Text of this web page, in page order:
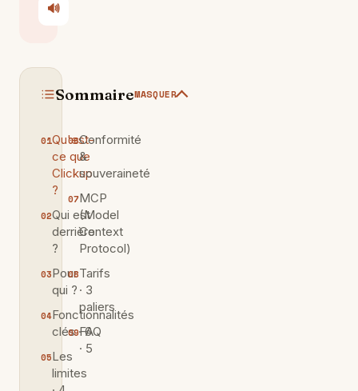
🔊
Écouter
SommaireMASQUER
Qu'est-
ce que
Clickup
?
Qui est
derrière
?
Pour
qui ?
Fonctionnalités
clés · 6
Les
limites
Conformité
&
souveraineté
MCP
(Model
Context
Protocol)
Tarifs
· 3
paliers
FAQ
· 5